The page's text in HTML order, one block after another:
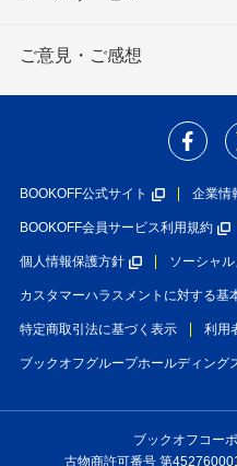
ご意見・ご感想
BOOKOFF公式サイト 企業情
BOOKOFF会員サービス利用規約
個人情報保護方針 ソーシャ
カスタマーハラスメントに対する基
特定商取引法に基づく表示 利用
ブックオフグループホールディング
ブックオフコー
古物商許可番号 第